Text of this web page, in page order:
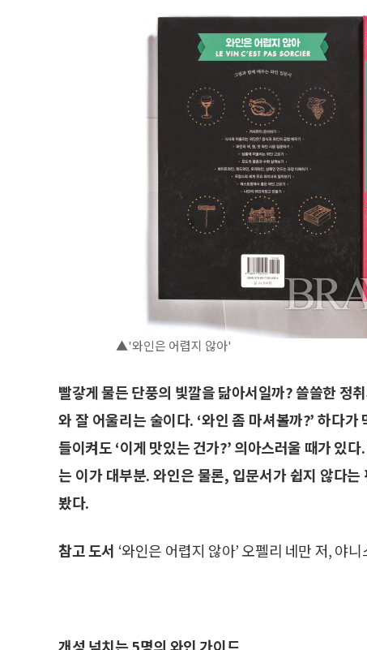
▲'와인은 어렵지 않아'
빨갛게 물든 단풍의 빛깔을 닮아서일까? 쓸쓸한 정
와 잘 어울리는 술이다. ‘와인 좀 마셔볼까?’ 하다
들이켜도 ‘이게 맛있는 건가?’ 의아스러울 때가 있
는 이가 대부분. 와인은 물론, 입문서가 쉽지 않다
봤다.
참고 도서 ‘와인은 어렵지 않아’ 오펠리 네만 저, 야